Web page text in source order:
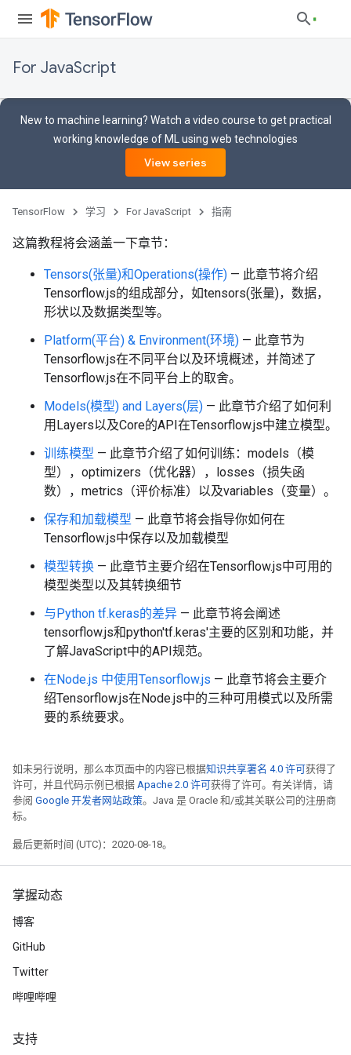
For JavaScript
New to machine learning? Watch a video course to get practical
working knowledge of ML using web technologies
View series
TensorFlow 学习 For JavaScript 指南
这篇教程将会涵盖一下章节：
Tensors(张量)和Operations(操作) — 此章节将介绍
Tensorflow.js的组成部分，如tensors(张量)，数据，
形状以及数据类型等。
Platform(平台) & Environment(环境) — 此章节为
Tensorflow.js在不同平台以及环境概述，并简述了
Tensorflow.js在不同平台上的取舍。
Models(模型) and Layers(层) — 此章节介绍了如何利
用Layers以及Core的API在Tensorflow.js中建立模型。
训练模型 — 此章节介绍了如何训练：models（模
型），optimizers（优化器），losses（损失函
数），metrics（评价标准）以及variables（变量）。
保存和加载模型 — 此章节将会指导你如何在
Tensorflow.js中保存以及加载模型
模型转换 — 此章节主要介绍在Tensorflow.js中可用的
模型类型以及其转换细节
与Python tf.keras的差异 — 此章节将会阐述
tensorflow.js和python'tf.keras'主要的区别和功能，并
了解JavaScript中的API规范。
在Node.js 中使用Tensorflow.js — 此章节将会主要介
绍Tensorflow.js在Node.js中的三种可用模式以及所需
要的系统要求。
如未另行说明，那么本页面中的内容已根据知识共享署名 4.0 许可获得了
许可，并且代码示例已根据 Apache 2.0 许可获得了许可。有关详情，请
参阅 Google 开发者网站政策。Java 是 Oracle 和/或其关联公司的注册商
标。
最后更新时间 (UTC)：2020-08-18。
掌握动态
博客
GitHub
Twitter
哔哩哔哩
支持